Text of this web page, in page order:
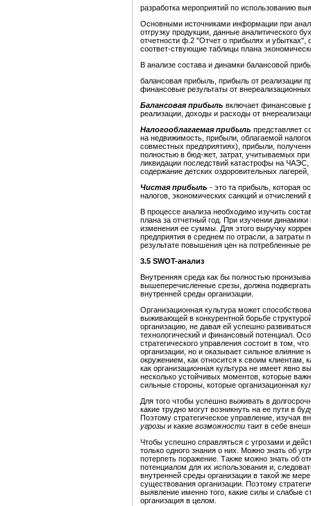
разработка мероприятий по использованию
Основными источниками информации при
отгрузку продукции, данные аналитического
отчетности ф.2 "Отчет о прибылях и убытках",
соответ-ствующие таблицы плана
В анализе состава и динамки балансовой
балансовая прибыль, прибыль от реализации
финансовые результаты от
Балансовая прибыль включает финансовые
реализации, доходы и расходы от
Налогооблагаемая прибыль представляет
на недвижимость, прибыли, облагаемой
совместных предприятиях), прибыли,
полностью в бюд-жет, затрат, учитываемых
ликвидации последствий катастрофы на
содержание детских оздоровительных
Чистая прибыль - это та прибыль, которая
налогов, экономических санкций и
В процессе анализа необходимо изучить
плана за отчетный год. При изучении
изменения ее суммы. Для этого выручку
предприятия в среднем по отрасли, а затраты
результате повышения цен на потребленные
3.5 SWOT-анализ
Внутренняя среда как бы полностью
вышеперечисленные срезы, должна
внутренней среды организации.
Организационная культура может
выживающей в конкурентной борьбе
организацию, не давая ей успешно
технологический и финансовый потенциал.
стратегического управления состоит в том,
организации, но и оказывает сильное влияние
окружением, как относится к своим клиентам,
как организационная культура не имеет явно
несколько устойчивых моментов, которые
сильные стороны, которые организационная
Для того чтобы успешно выживать в
какие трудно могут возникнуть на ее пути в
Поэтому стратегическое управление, изучая
угрозы и какие возможности таит в себе
Чтобы успешно справляться с угрозами и
только одного знания о них. Можно знать об
потерпеть поражение. Также можно знать об
потенциалом для их использования и,
внутренней среды организации в такой же
существования организации. Поэтому
выявление именно того, какие силы и слабые
организация в целом.